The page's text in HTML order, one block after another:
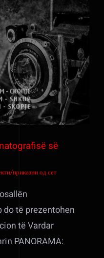
së
së
приказни од сет
do të prezentohen
të Vardar
PANORAMA: